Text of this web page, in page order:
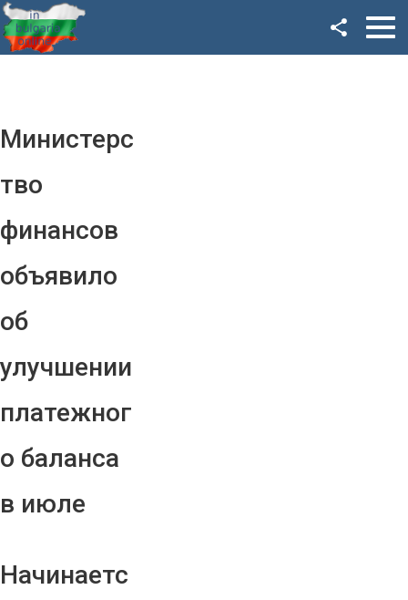
Министерс
тво
финансов
объявило
об
улучшении
платежног
о баланса
в июле
Начинаетс